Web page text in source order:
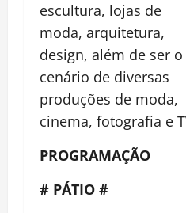
escultura, lojas de
moda, arquitetura,
design, além de ser o
cenário de diversas
produções de moda,
cinema, fotografia e
PROGRAMAÇÃO
# PÁTIO #